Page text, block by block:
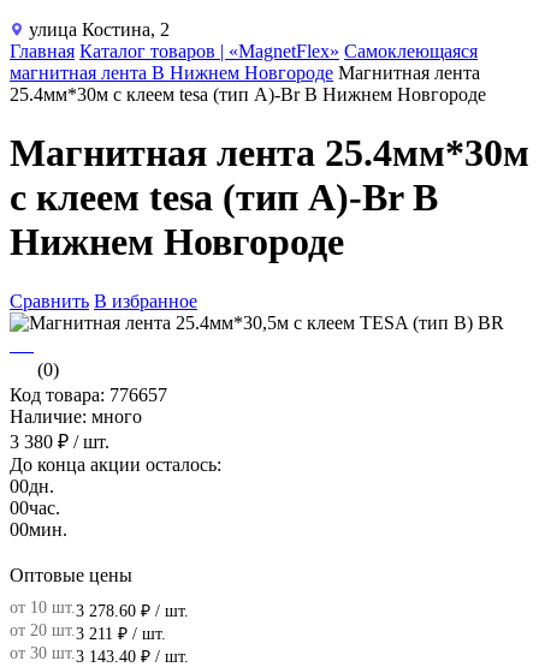
улица Костина, 2
Главная Каталог товаров | «MagnetFlex» Самоклеющаяся
магнитная лента В Нижнем Новгороде Магнитная лента
25.4мм*30м с клеем tesa (тип A)-Br В Нижнем Новгороде
Магнитная лента 25.4мм*30м
с клеем tesa (тип A)-Br В
Нижнем Новгороде
Сравнить В избранное
(0)
Код товара: 776657
Наличие: много
3 380 ₽ / шт.
До конца акции осталось:
00дн.
00час.
00мин.
Оптовые цены
от 10 шт. 3 278.60 ₽ / шт.
от 20 шт. 3 211 ₽ / шт.
от 30 шт. 3 143.40 ₽ / шт.